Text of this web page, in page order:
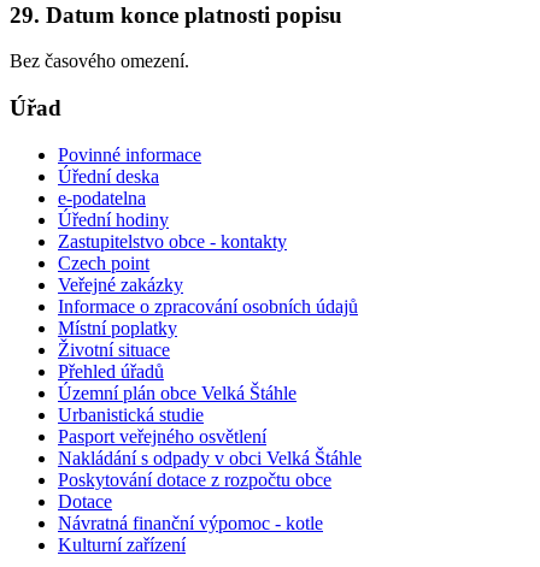
29. Datum konce platnosti popisu
Bez časového omezení.
Úřad
Povinné informace
Úřední deska
e-podatelna
Úřední hodiny
Zastupitelstvo obce - kontakty
Czech point
Veřejné zakázky
Informace o zpracování osobních údajů
Místní poplatky
Životní situace
Přehled úřadů
Územní plán obce Velká Štáhle
Urbanistická studie
Pasport veřejného osvětlení
Nakládání s odpady v obci Velká Štáhle
Poskytování dotace z rozpočtu obce
Dotace
Návratná finanční výpomoc - kotle
Kulturní zařízení